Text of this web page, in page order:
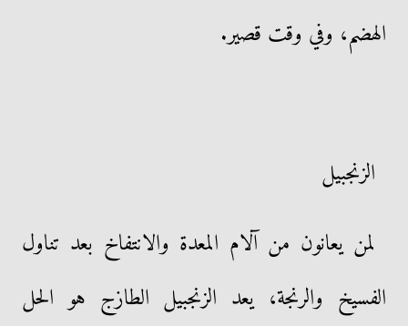
الهضم، وفي وقت قصير.
الزنجبيل
لمن يعانون من آلام المعدة والانتفاخ بعد تناول
الفسيخ والرنجة، يعد الزنجبيل الطازج هو الحل